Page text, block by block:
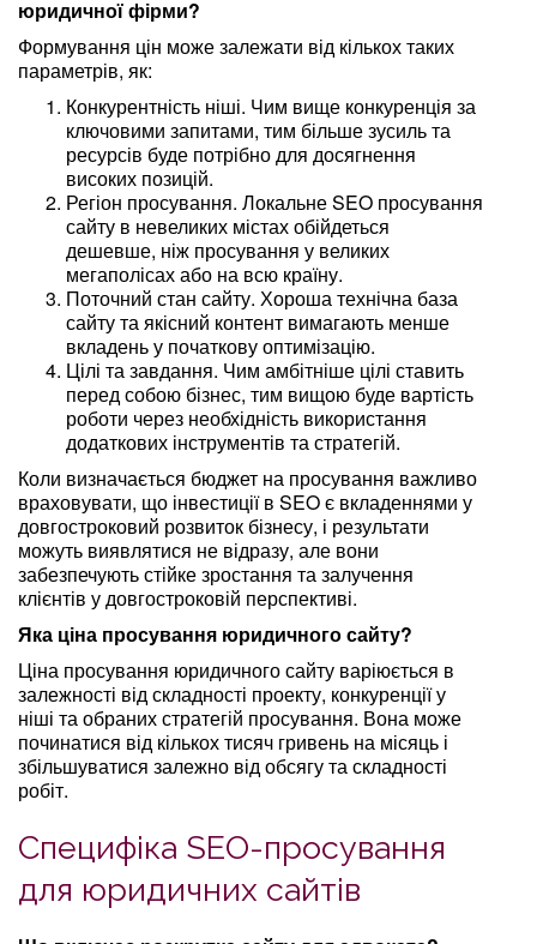
юридичної фірми?
Формування цін може залежати від кількох таких
параметрів, як:
Конкурентність ніші. Чим вище конкуренція за
ключовими запитами, тим більше зусиль та
ресурсів буде потрібно для досягнення
високих позицій.
Регіон просування. Локальне SEO просування
сайту в невеликих містах обійдеться
дешевше, ніж просування у великих
мегаполісах або на всю країну.
Поточний стан сайту. Хороша технічна база
сайту та якісний контент вимагають менше
вкладень у початкову оптимізацію.
Цілі та завдання. Чим амбітніше цілі ставить
перед собою бізнес, тим вищою буде вартість
роботи через необхідність використання
додаткових інструментів та стратегій.
Коли визначається бюджет на просування важливо
враховувати, що інвестиції в SEO є вкладеннями у
довгостроковий розвиток бізнесу, і результати
можуть виявлятися не відразу, але вони
забезпечують стійке зростання та залучення
клієнтів у довгостроковій перспективі.
Яка ціна просування юридичного сайту?
Ціна просування юридичного сайту варіюється в
залежності від складності проекту, конкуренції у
ніші та обраних стратегій просування. Вона може
починатися від кількох тисяч гривень на місяць і
збільшуватися залежно від обсягу та складності
робіт.
Специфіка SEO-просування
для юридичних сайтів